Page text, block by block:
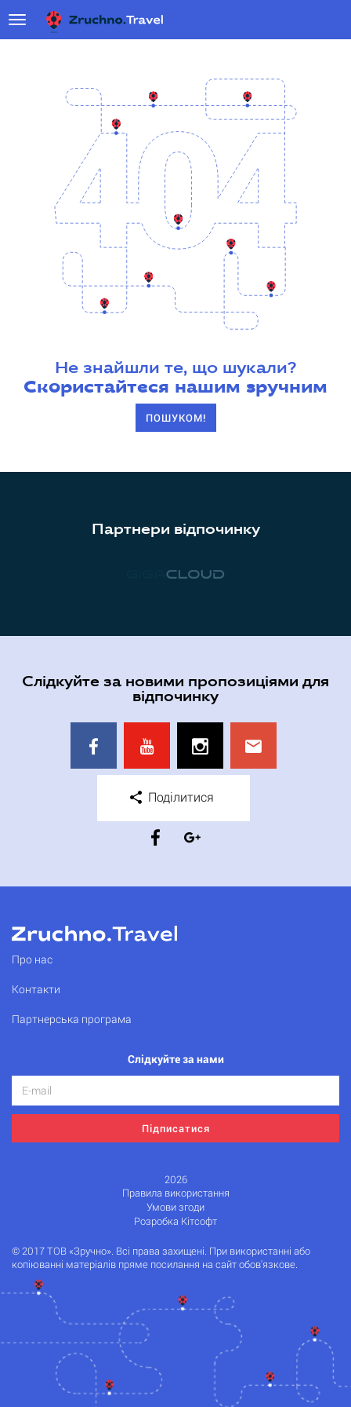
Не знайшли те, що шукали?
Скористайтеся нашим зручним
ПОШУКОМ!
Партнери відпочинку
Слідкуйте за новими пропозиціями для
відпочинку
Поділитися
Про нас
Контакти
Партнерська програма
Слідкуйте за нами
Підписатися
2026
Правила використання
Умови згоди
Розробка Кітсофт
© 2017 ТОВ «Зручно». Всі права захищені. При використанні або
копіюванні матеріалів пряме посилання на сайт обов'язкове.